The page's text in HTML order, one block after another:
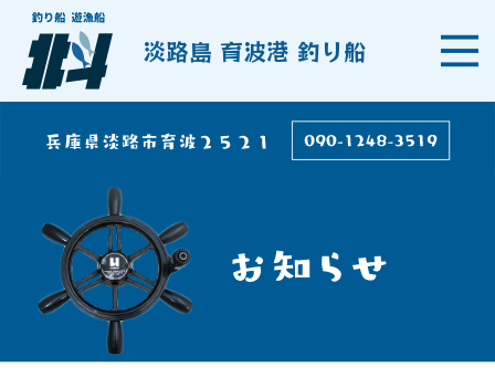
淡路島 育波港 釣り船